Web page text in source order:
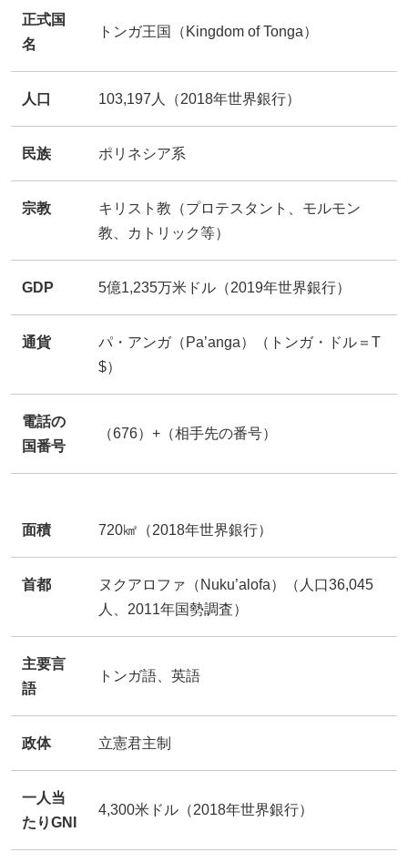
正式国
名
トンガ王国（Kingdom of Tonga）
人口 103,197人（2018年世界銀行）
民族 ポリネシア系
宗教
キリスト教（プロテスタント、モルモン
教、カトリック等）
GDP 5億1,235万米ドル（2019年世界銀行）
通貨
パ・アンガ（Pa’anga）（トンガ・ドル＝T
$）
電話の
国番号
（676）+（相手先の番号）
面積 720㎢（2018年世界銀行）
首都
ヌクアロファ（Nuku’alofa）（人口36,045
人、2011年国勢調査）
主要言
語
トンガ語、英語
政体 立憲君主制
一人当
たりGNI
4,300米ドル（2018年世界銀行）